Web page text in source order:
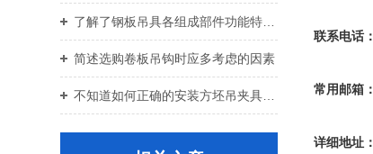
简述选购卷板吊钩时应多考虑的因素
联系电话：
常用邮箱：
详细地址：